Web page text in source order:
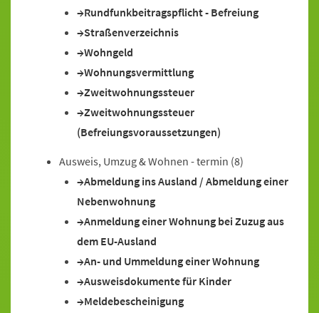
Rundfunkbeitragspflicht - Befreiung
Straßenverzeichnis
Wohngeld
Wohnungsvermittlung
Zweitwohnungssteuer
Zweitwohnungssteuer
(Befreiungsvoraussetzungen)
Ausweis, Umzug & Wohnen - termin (8)
Abmeldung ins Ausland / Abmeldung einer
Nebenwohnung
Anmeldung einer Wohnung bei Zuzug aus
dem EU-Ausland
An- und Ummeldung einer Wohnung
Ausweisdokumente für Kinder
Meldebescheinigung